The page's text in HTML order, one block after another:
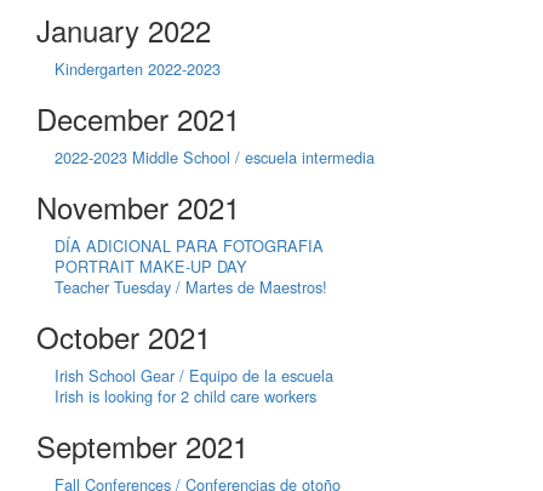
January 2022
Kindergarten 2022-2023
December 2021
2022-2023 Middle School / escuela intermedia
November 2021
DÍA ADICIONAL PARA FOTOGRAFIA
PORTRAIT MAKE-UP DAY
Teacher Tuesday / Martes de Maestros!
October 2021
Irish School Gear / Equipo de la escuela
Irish is looking for 2 child care workers
September 2021
Fall Conferences / Conferencias de otoño